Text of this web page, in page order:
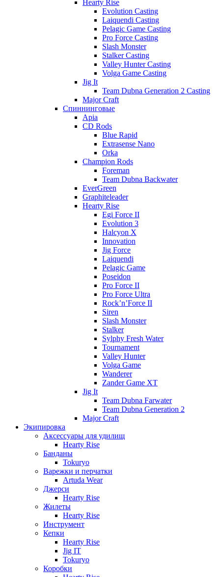
Hearty Rise
Evolution Casting
Laiquendi Casting
Pelagic Game Casting
Pro Force Casting
Slash Monster
Stalker Casting
Valley Hunter Casting
Volga Game Casting
Jig It
Team Dubna Generation 2 Casting
Major Craft
Спиннинговые
Apia
CD Rods
Blue Rapid
Extrasense Nano
Orka
Champion Rods
Foreman
Team Dubna Backwater
EverGreen
Graphiteleader
Hearty Rise
Egi Force II
Evolution 3
Halcyon X
Innovation
Jig Force
Laiquendi
Pelagic Game
Poseidon
Pro Force II
Pro Force Ultra
Rock’n’Force II
Siren
Slash Monster
Stalker
Sylphy Fresh Water
Tournament
Valley Hunter
Volga Game
Wanderer
Zander Game XT
Jig It
Team Dubna Farwater
Team Dubna Generation 2
Major Craft
Экипировка
Аксессуары для удилищ
Hearty Rise
Банданы
Tokuryo
Варежки и перчатки
Artuda Wear
Джерси
Hearty Rise
Жилеты
Hearty Rise
Инструмент
Кепки
Hearty Rise
Jig IT
Tokuryo
Коробки